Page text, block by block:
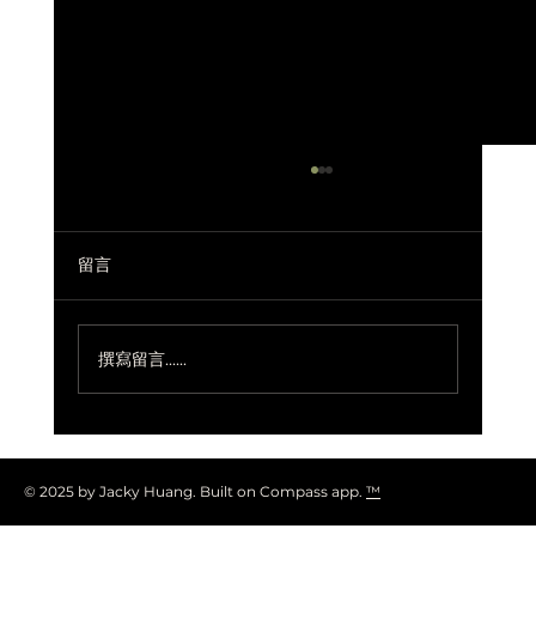
留言
撰寫留言......
© 2025 by Jacky Huang. Built on Compass app. ™